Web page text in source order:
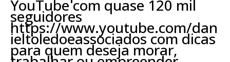
YouTube com quase 120 mil
seguidores
https://www.youtube.com/dan
ieltoledoeassociados com dicas
para quem deseja morar,